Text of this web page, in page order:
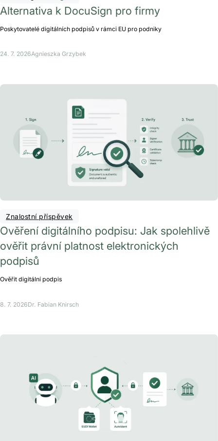
Alternativa k DocuSign pro firmy
Poskytovatelé digitálních podpisů v rámci EU pro podniky
24. 7. 2026Agnieszka Grzybek
Znalostní příspěvek
Ověření digitálního podpisu: Jak spolehlivě
ověřit právní platnost elektronických
podpisů
Ověřit digitální podpis
8. 7. 2026Dr. Fabian Knirsch